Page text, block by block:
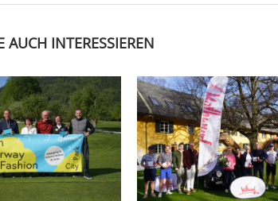
AUCH INTERESSIEREN